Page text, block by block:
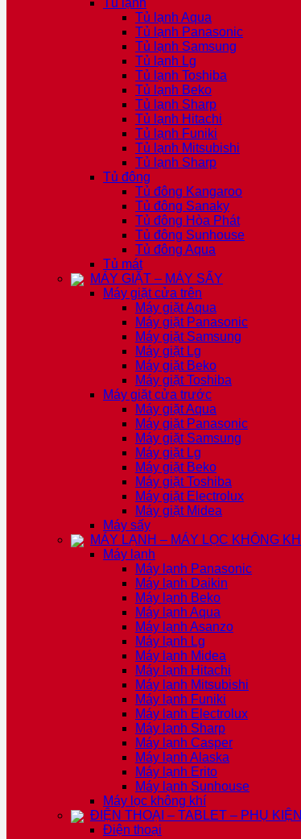
Tủ lạnh
Tủ lạnh Aqua
Tủ lạnh Panasonic
Tủ lạnh Samsung
Tủ lạnh Lg
Tủ lạnh Toshiba
Tủ lạnh Beko
Tủ lạnh Sharp
Tủ lạnh Hitachi
Tủ lạnh Funiki
Tủ lạnh Mitsubishi
Tủ lạnh Sharp
Tủ đông
Tủ đông Kangaroo
Tủ đông Sanaky
Tủ đông Hòa Phát
Tủ đông Sunhouse
Tủ đông Aqua
Tủ mát
MÁY GIẶT – MÁY SẤY
Máy giặt cửa trên
Máy giặt Aqua
Máy giặt Panasonic
Máy giặt Samsung
Máy giặt Lg
Máy giặt Beko
Máy giặt Toshiba
Máy giặt cửa trước
Máy giặt Aqua
Máy giặt Panasonic
Máy giặt Samsung
Máy giặt Lg
Máy giặt Beko
Máy giặt Toshiba
Máy giặt Electrolux
Máy giặt Midea
Máy sấy
MÁY LẠNH – MÁY LỌC KHÔNG KHÍ
Máy lạnh
Máy lạnh Panasonic
Máy lạnh Daikin
Máy lạnh Beko
Máy lạnh Aqua
Máy lạnh Asanzo
Máy lạnh Lg
Máy lạnh Midea
Máy lạnh Hitachi
Máy lạnh Mitsubishi
Máy lạnh Funiki
Máy lạnh Electrolux
Máy lạnh Sharp
Máy lạnh Casper
Máy lạnh Alaska
Máy lạnh Erito
Máy lạnh Sunhouse
Máy lọc không khí
ĐIỆN THOẠI – TABLET – PHỤ KIỆN
Điện thoại